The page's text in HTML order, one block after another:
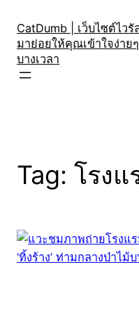
content
CatDumb | เว็บไซต์ไว
มาย่อยให้คุณเข้าใจง่าย
บางเวลา
Tag: โรงแ